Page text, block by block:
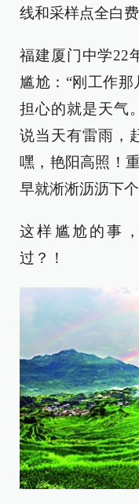
线和采样点全白
福建厦门中学22
尴尬：“刚工作
担心的就是天气
说当天有雷雨，
嘿，艳阳高照！
早就淅淅沥沥下
这样尴尬的事
过？！